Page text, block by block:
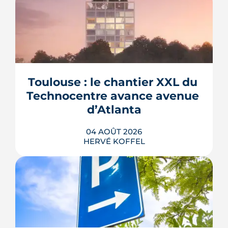
Toulouse : le chantier XXL du
Technocentre avance avenue
d’Atlanta
04 AOÛT 2026
HERVÉ KOFFEL
Avenue d'Atlanta, à la Roseraie, un
chantier de six hectares réorganise les
coulisses techniques de Toulouse
Métropole. Derrière les buttes de terre